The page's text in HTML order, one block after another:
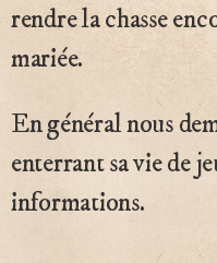
rendre la chasse
mariée.
En général nous
enterrant sa vie de
informations.